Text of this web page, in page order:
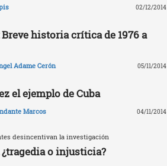
02/12/2014
Breve historia crítica de 1976 a
Adame Cerón 05/11/2014
el ejemplo de Cuba
Marcos 04/11/2014
desincentivan la investigación
¿tragedia o injusticia?